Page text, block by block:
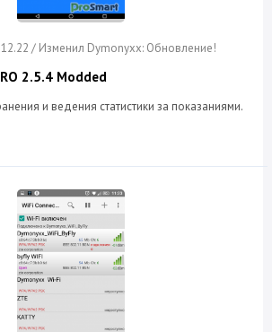
/ Изменил Dymonyxx: Обновление!
2.5.4 Modded
и ведения статистики за показаниями.